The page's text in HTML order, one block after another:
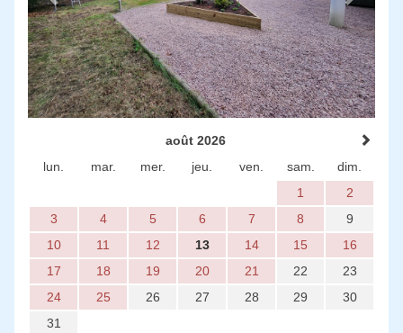
août 2026
lun.
mar. mer. jeu. ven. sam.
dim.
1
2
3
4 5 6 7 8
9
10
11 12 13 14 15
16
17
18 19 20 21 22
23
24
25 26 27 28 29
30
31